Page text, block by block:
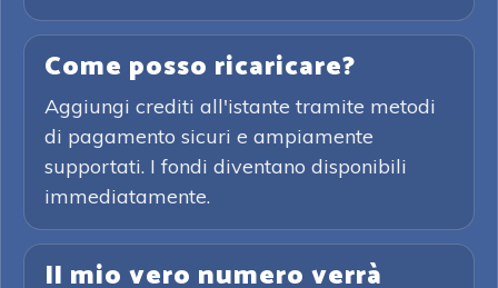
Come posso ricaricare?
Aggiungi crediti all'istante tramite metodi
di pagamento sicuri e ampiamente
supportati. I fondi diventano disponibili
immediatamente.
Il mio vero numero verrà